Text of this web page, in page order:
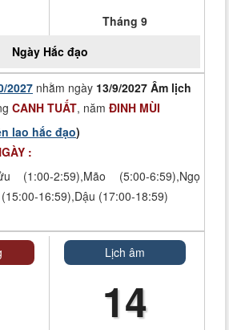
Tháng 9
Ngày Hắc đạo
2027 nhằm ngày 13/9/2027 Âm lịch
CANH TUẤT, năm ĐINH MÙI
lao hắc đạo)
:
(1:00-2:59),Mão (5:00-6:59),Ngọ
16:59),Dậu (17:00-18:59)
Lịch âm
14